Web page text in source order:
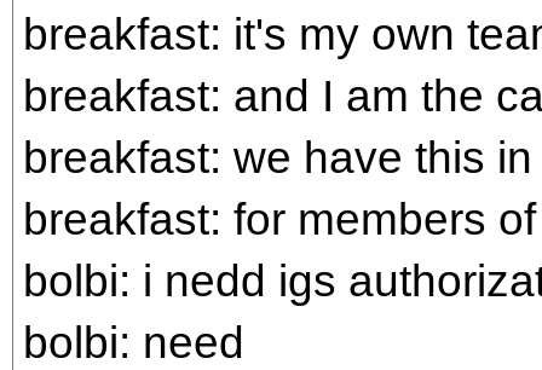
breakfast: it's my own
breakfast: and I am the
breakfast: we have this
breakfast: for members
bolbi: i nedd igs
bolbi: need